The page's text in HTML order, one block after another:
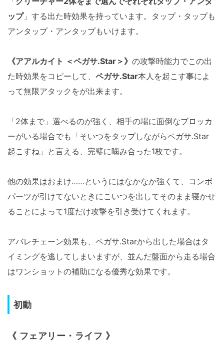
ップ」する出た時効果を持っています。タップ・タップも
アンタップ・アンタップもいけます。
《アアルカイト ＜ペガサ.Star＞》 の攻撃時能力でこの出
た時効果をコピーして、 ペガサ.Star本人を起こす事によ
って無限アタックをが出来ます。
「2体まで」選べるのが強く、相手の場に面倒なブロッカ
ーがいる場合でも「そいつをタップしながらペガサ.Star
起こすね」と言える、完璧に噛み合った1枚です。
他の効果はおまけ……というにはなかなか強くて、コンボ
パーツが引けてないときにこいつを出してそのまま寝かせ
ることによって1度だけ攻撃を引き受けてくれます。
アバレチェーン効果も、ペガサ.Starから出した場合はタ
イミングを逃してしまいますが、並んだ盤面から走る場合
はワンショットの補助になる優秀な効果です。
初動
《 フェアリー・ライフ 》